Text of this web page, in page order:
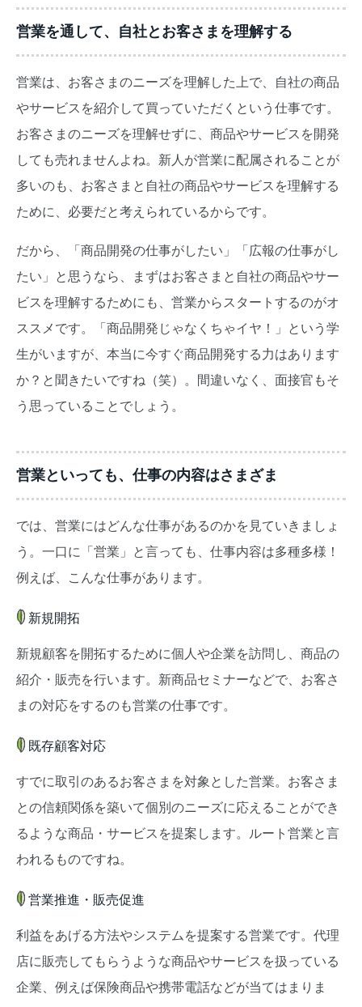
営業を通して、自社とお客さまを理解する
営業は、お客さまのニーズを理解した上で、自社の商品
やサービスを紹介して買っていただくという仕事です。
お客さまのニーズを理解せずに、商品やサービスを開発
しても売れませんよね。新人が営業に配属されることが
多いのも、お客さまと自社の商品やサービスを理解する
ために、必要だと考えられているからです。
だから、「商品開発の仕事がしたい」「広報の仕事がし
たい」と思うなら、まずはお客さまと自社の商品やサー
ビスを理解するためにも、営業からスタートするのがオ
ススメです。「商品開発じゃなくちゃイヤ！」という学
生がいますが、本当に今すぐ商品開発する力はあります
か？と聞きたいですね（笑）。間違いなく、面接官もそ
う思っていることでしょう。
営業といっても、仕事の内容はさまざま
では、営業にはどんな仕事があるのかを見ていきましょ
う。一口に「営業」と言っても、仕事内容は多種多様！
例えば、こんな仕事があります。
新規開拓
新規顧客を開拓するために個人や企業を訪問し、商品の
紹介・販売を行います。新商品セミナーなどで、お客さ
まの対応をするのも営業の仕事です。
既存顧客対応
すでに取引のあるお客さまを対象とした営業。お客さま
との信頼関係を築いて個別のニーズに応えることができ
るような商品・サービスを提案します。ルート営業と言
われるものですね。
営業推進・販売促進
利益をあげる方法やシステムを提案する営業です。代理
店に販売してもらうような商品やサービスを扱っている
企業、例えば保険商品や携帯電話などが当てはまりま